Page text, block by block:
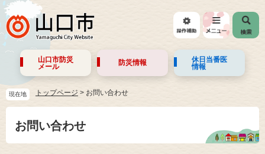
山口市防災
メール
防災情報
休日当番医
情報
現在地 トップページ > お問い合わせ
お問い合わせ